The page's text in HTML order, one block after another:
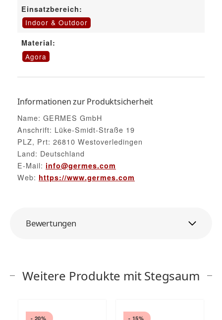
Einsatzbereich:
Indoor & Outdoor
Material:
Agora
Informationen zur Produktsicherheit
Name: GERMES GmbH
Anschrift: Lüke-Smidt-Straße 19
PLZ, Prt: 26810 Westoverledingen
Land: Deutschland
E-Mail: info@germes.com
Web: https://www.germes.com
Bewertungen
Weitere Produkte mit Stegsaum
- 20% - 15%